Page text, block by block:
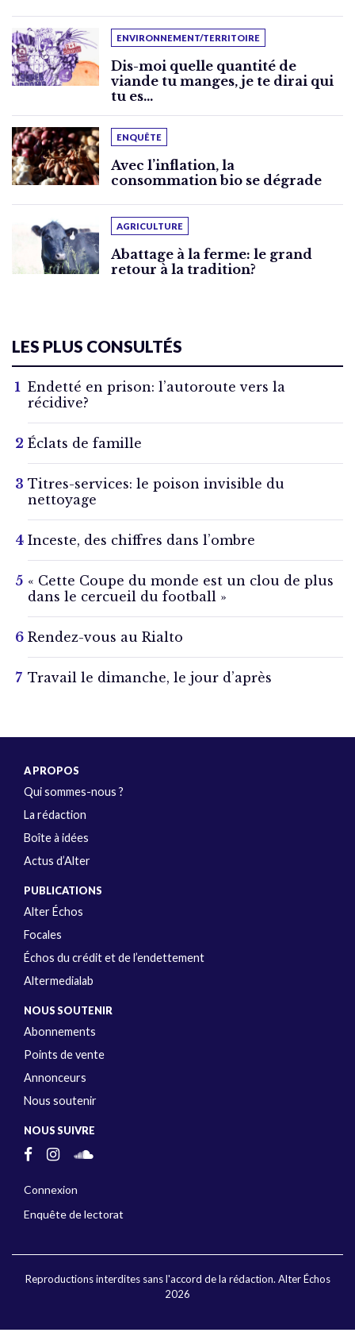
ENVIRONNEMENT/TERRITOIRE
Dis-moi quelle quantité de
viande tu manges, je te dirai qui
tu es…
ENQUÊTE
Avec l’inflation, la
consommation bio se dégrade
AGRICULTURE
Abattage à la ferme: le grand
retour à la tradition?
LES PLUS CONSULTÉS
Endetté en prison: l’autoroute vers la
récidive?
Éclats de famille
Titres-services: le poison invisible du
nettoyage
Inceste, des chiffres dans l’ombre
« Cette Coupe du monde est un clou de plus
dans le cercueil du football »
Rendez-vous au Rialto
Travail le dimanche, le jour d’après
A PROPOS
Qui sommes-nous ?
La rédaction
Boîte à idées
Actus d’Alter
PUBLICATIONS
Alter Échos
Focales
Échos du crédit et de l’endettement
Altermedialab
NOUS SOUTENIR
Abonnements
Points de vente
Annonceurs
Nous soutenir
NOUS SUIVRE
Connexion
Enquête de lectorat
Reproductions interdites sans l'accord de la rédaction. Alter Échos
2026